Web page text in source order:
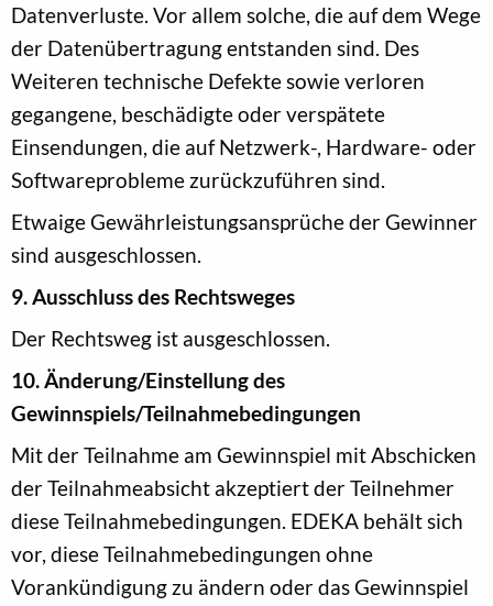
Datenverluste. Vor allem solche, die auf dem Wege
der Datenübertragung entstanden sind. Des
Weiteren technische Defekte sowie verloren
gegangene, beschädigte oder verspätete
Einsendungen, die auf Netzwerk-, Hardware- oder
Softwareprobleme zurückzuführen sind.
Etwaige Gewährleistungsansprüche der Gewinner
sind ausgeschlossen.
9. Ausschluss des Rechtsweges
Der Rechtsweg ist ausgeschlossen.
10. Änderung/Einstellung des
Gewinnspiels/Teilnahmebedingungen
Mit der Teilnahme am Gewinnspiel mit Abschicken
der Teilnahmeabsicht akzeptiert der Teilnehmer
diese Teilnahmebedingungen. EDEKA behält sich
vor, diese Teilnahmebedingungen ohne
Vorankündigung zu ändern oder das Gewinnspiel